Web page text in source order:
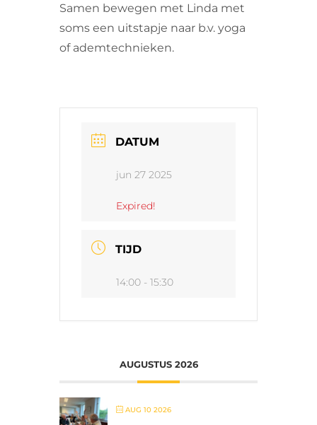
Samen bewegen met Linda met
soms een uitstapje naar b.v. yoga
of ademtechnieken.
DATUM
jun 27 2025
Expired!
TIJD
14:00 - 15:30
AUGUSTUS 2026
AUG 10 2026